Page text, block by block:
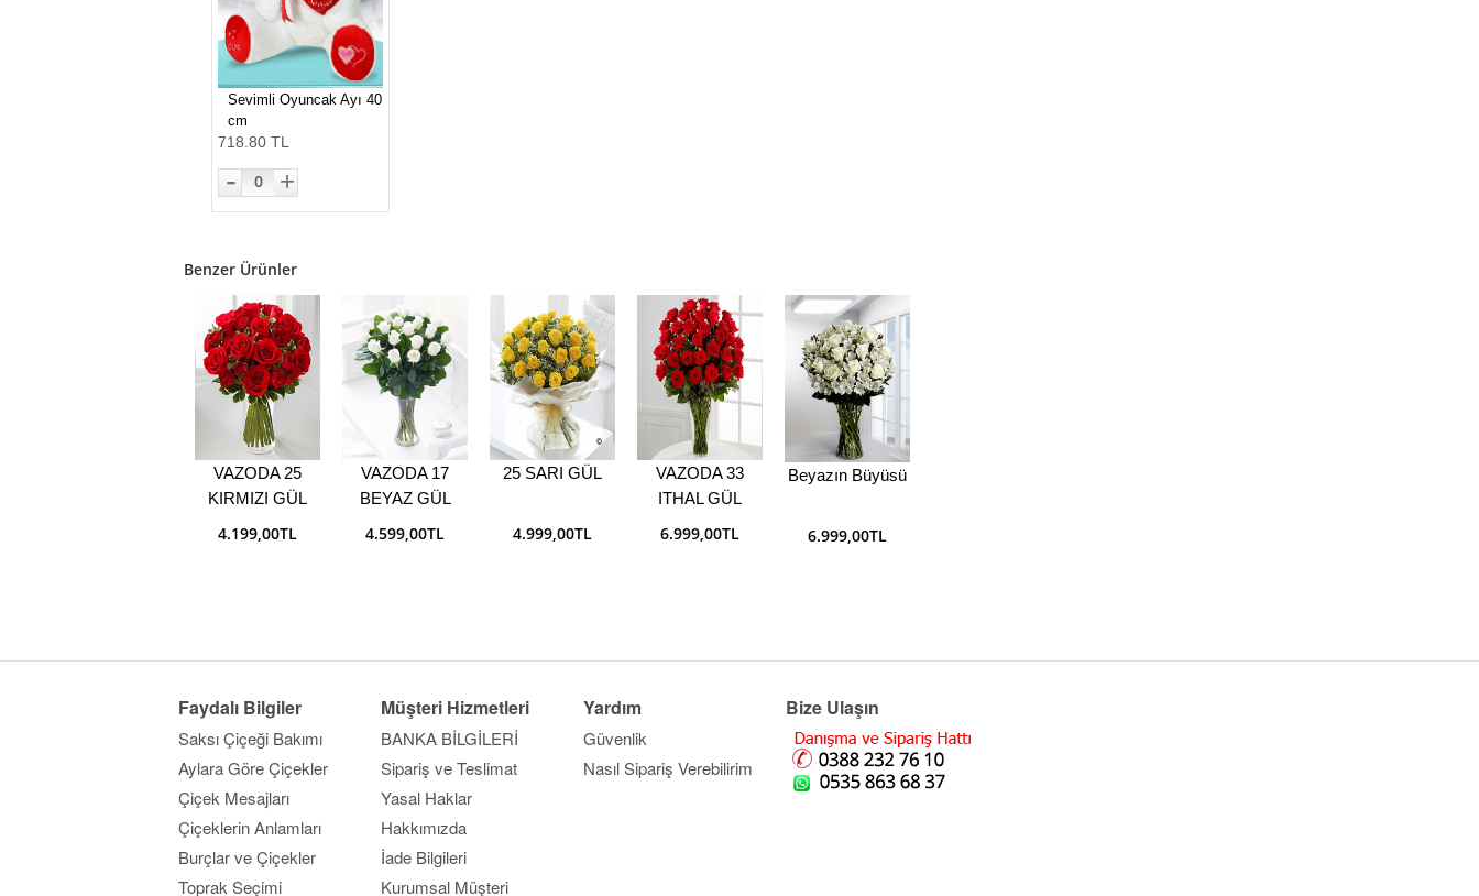
Sevimli Oyuncak Ayı 40
cm
718.80 TL
- 0 +
Benzer Ürünler
VAZODA 25
KIRMIZI GÜL
4.199,00TL
VAZODA 17
BEYAZ GÜL
4.599,00TL
25 SARI GÜL
4.999,00TL
VAZODA 33
ITHAL GÜL
6.999,00TL
Beyazın Büyüsü
6.999,00TL
Faydalı Bilgiler
Saksı Çiçeği Bakımı
Aylara Göre Çiçekler
Çiçek Mesajları
Çiçeklerin Anlamları
Burçlar ve Çiçekler
Toprak Seçimi
Müşteri Hizmetleri
BANKA BİLGİLERİ
Sipariş ve Teslimat
Yasal Haklar
Hakkımızda
İade Bilgileri
Kurumsal Müşteri
Yardım
Güvenlik
Nasıl Sipariş Verebilirim
Bize Ulaşın